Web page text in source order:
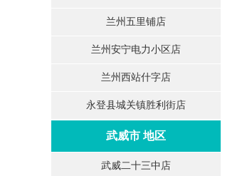
兰州五里铺店
兰州安宁电力小区店
兰州西站什字店
永登县城关镇胜利街店
武威市 地区
武威二十三中店